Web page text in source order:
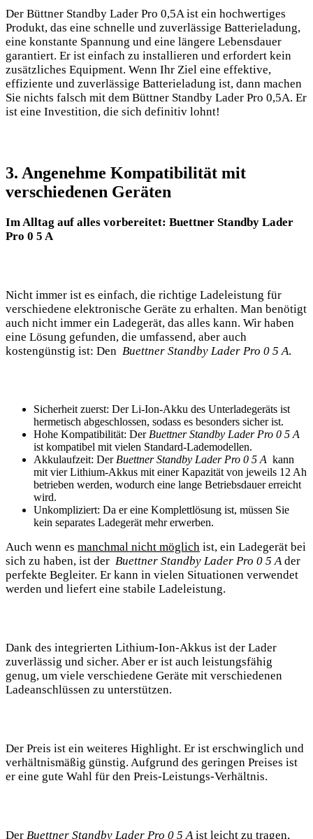
Der Büttner Standby Lader Pro 0,5A ist ein hochwertiges
Produkt, ⁣das eine schnelle⁢ und zuverlässige ⁢Batterieladung,
eine konstante⁤ Spannung ⁢und eine längere Lebensdauer
garantiert. Er ist einfach ⁢zu⁣ installieren und erfordert kein
zusätzliches Equipment. ⁣Wenn Ihr Ziel eine effektive,
effiziente⁢ und ‌zuverlässige Batterieladung ist, dann‍ machen⁤
Sie nichts falsch mit dem Büttner ⁢Standby Lader Pro 0,5A. Er
‌ist eine Investition, ⁢die sich definitiv‍ lohnt!
3. ‌Angenehme Kompatibilität mit
verschiedenen Geräten
Im ⁣Alltag auf alles vorbereitet: Buettner Standby Lader
Pro ‌0 5 ‍A
Nicht immer ist es einfach, die richtige‍ Ladeleistung‍ für
⁢verschiedene elektronische Geräte zu erhalten. Man⁢ benötigt
auch nicht immer ‌ein Ladegerät, das alles kann. Wir haben
eine Lösung ⁢gefunden, die umfassend, aber auch
kostengünstig ist: Den ⁤ Buettner Standby Lader ‌Pro 0 5 A.
Sicherheit ⁢zuerst: Der Li-Ion-Akku des Unterladegeräts ist
hermetisch ⁣abgeschlossen, sodass es besonders sicher ist.
Hohe ⁣Kompatibilität: ‌Der Buettner Standby ​Lader Pro 0​ 5⁤ A
ist​ kompatibel mit vielen Standard-Lademodellen.
Akkulaufzeit: Der Buettner ⁣Standby Lader Pro 0 5 A ‌ kann
‌mit vier Lithium-Akkus⁣ mit einer ‍Kapazität von⁢ jeweils 12 ⁤Ah
​betrieben werden, wodurch ​eine lange Betriebsdauer erreicht‍
wird.
Unkompliziert: Da er eine Komplettlösung⁤ ist, ‌müssen Sie
kein separates Ladegerät mehr erwerben.
Auch ⁢wenn es manchmal⁣ nicht möglich ist, ein Ladegerät bei
sich zu haben, ist ⁤der ⁤ Buettner ​Standby Lader Pro 0 5 Ader
perfekte ‌Begleiter. Er kann ‌in‌ vielen Situationen verwendet
werden und liefert eine⁤ stabile Ladeleistung.
Dank des⁤ integrierten Lithium-Ion-Akkus ⁣ist ⁢der Lader
zuverlässig und sicher.⁤ Aber er ist auch leistungsfähig
genug,⁤ um viele verschiedene Geräte mit verschiedenen
‌Ladeanschlüssen zu unterstützen.
Der Preis ist‍ ein weiteres Highlight. Er⁣ ist erschwinglich und
verhältnismäßig günstig. Aufgrund des geringen ‍Preises ist
⁤er eine gute Wahl ⁤für den Preis-Leistungs-Verhältnis.
Der Buettner ‌Standby Lader Pro 0 ⁣5⁢ Aist leicht zu tragen,